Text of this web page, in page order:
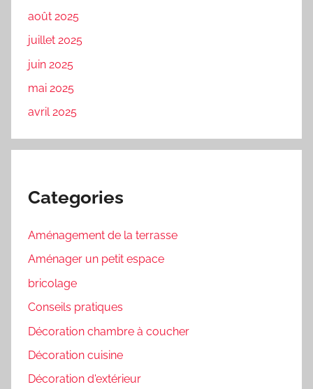
août 2025
juillet 2025
juin 2025
mai 2025
avril 2025
Categories
Aménagement de la terrasse
Aménager un petit espace
bricolage
Conseils pratiques
Décoration chambre à coucher
Décoration cuisine
Décoration d'extérieur